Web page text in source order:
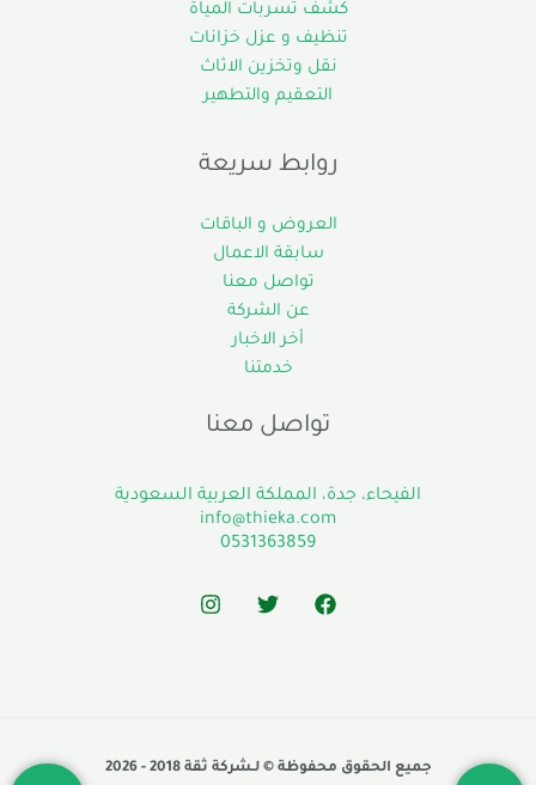
كشف تسربات المياة
تنظيف و عزل خزانات
نقل وتخزين الاثاث
التعقيم والتطهير
روابط سريعة
العروض و الباقات
سابقة الاعمال
تواصل معنا
عن الشركة
أخر الاخبار
خدمتنا
تواصل معنا
الفيحاء، جدة، المملكة العربية السعودية
info@thieka.com
0531363859
جميع الحقوق محفوظة © لـشركة ثقة 2018 - 2026